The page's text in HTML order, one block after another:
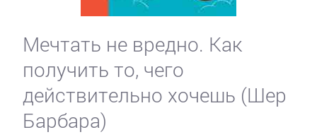
Мечтать не вредно. Как
получить то, чего
действительно хочешь (Шер
Барбара)